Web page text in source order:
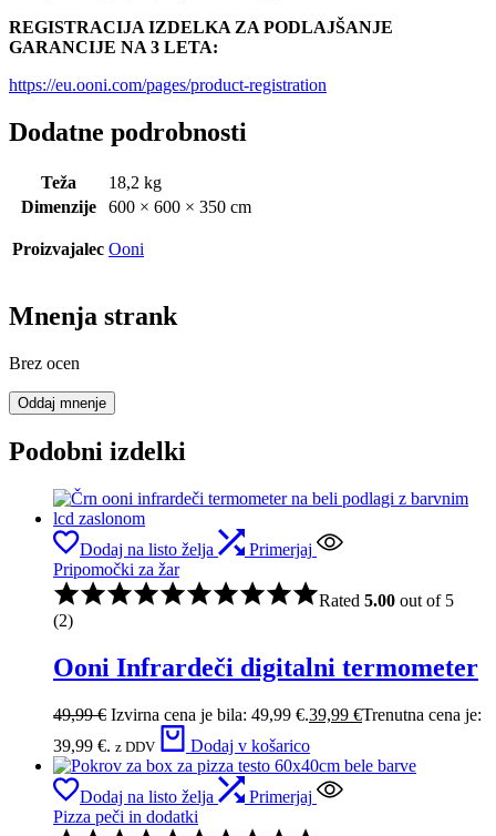
REGISTRACIJA IZDELKA ZA PODLAJŠANJE
GARANCIJE NA 3 LETA:
https://eu.ooni.com/pages/product-registration
Dodatne podrobnosti
Teža
18,2 kg
Dimenzije
600 × 600 × 350 cm
Proizvajalec Ooni
Mnenja strank
Brez ocen
Oddaj mnenje
Podobni izdelki
Dodaj na listo želja
Primerjaj
Pripomočki za žar
Rated 5.00 out of 5
(2)
Ooni Infrardeči digitalni termometer
49,99€ Izvirna cena je bila: 49,99 €.39,99 €Trenutna cena je:
39,99 €. z DDV Dodaj v košarico
Dodaj na listo želja
Primerjaj
Pizza peči in dodatki